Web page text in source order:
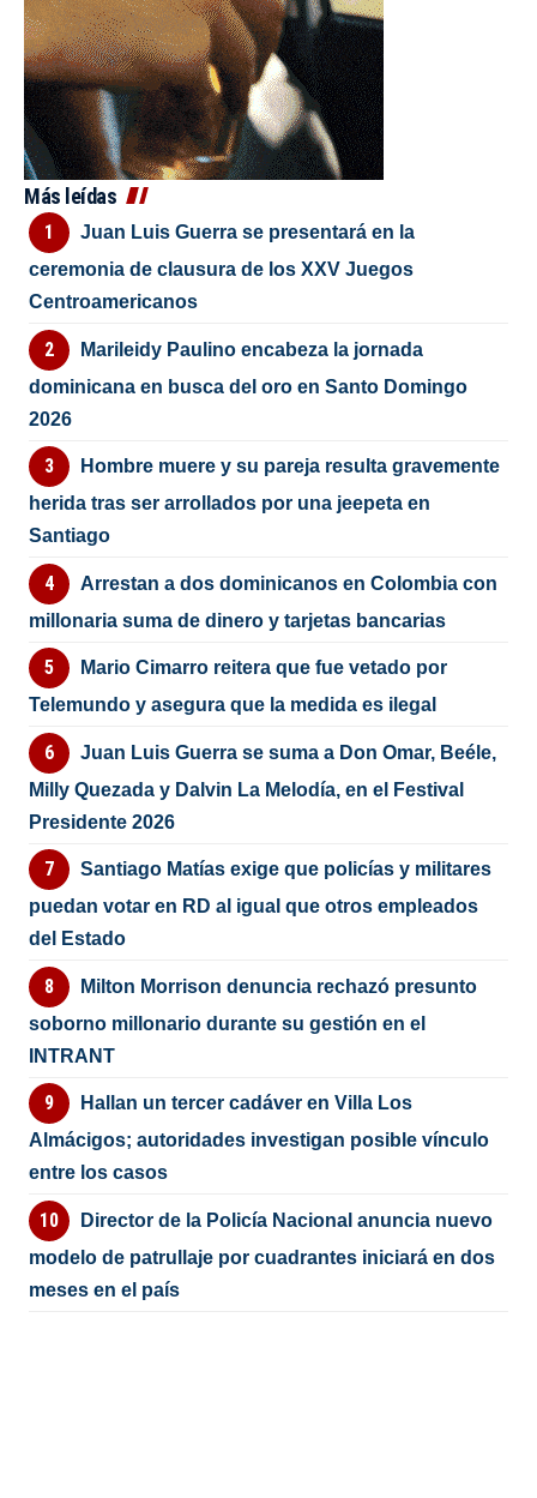
Más leídas
Juan Luis Guerra se presentará en la
ceremonia de clausura de los XXV Juegos
Centroamericanos
Marileidy Paulino encabeza la jornada
dominicana en busca del oro en Santo Domingo
2026
Hombre muere y su pareja resulta gravemente
herida tras ser arrollados por una jeepeta en
Santiago
Arrestan a dos dominicanos en Colombia con
millonaria suma de dinero y tarjetas bancarias
Mario Cimarro reitera que fue vetado por
Telemundo y asegura que la medida es ilegal
Juan Luis Guerra se suma a Don Omar, Beéle,
Milly Quezada y Dalvin La Melodía, en el Festival
Presidente 2026
Santiago Matías exige que policías y militares
puedan votar en RD al igual que otros empleados
del Estado
Milton Morrison denuncia rechazó presunto
soborno millonario durante su gestión en el
INTRANT
Hallan un tercer cadáver en Villa Los
Almácigos; autoridades investigan posible vínculo
entre los casos
Director de la Policía Nacional anuncia nuevo
modelo de patrullaje por cuadrantes iniciará en dos
meses en el país